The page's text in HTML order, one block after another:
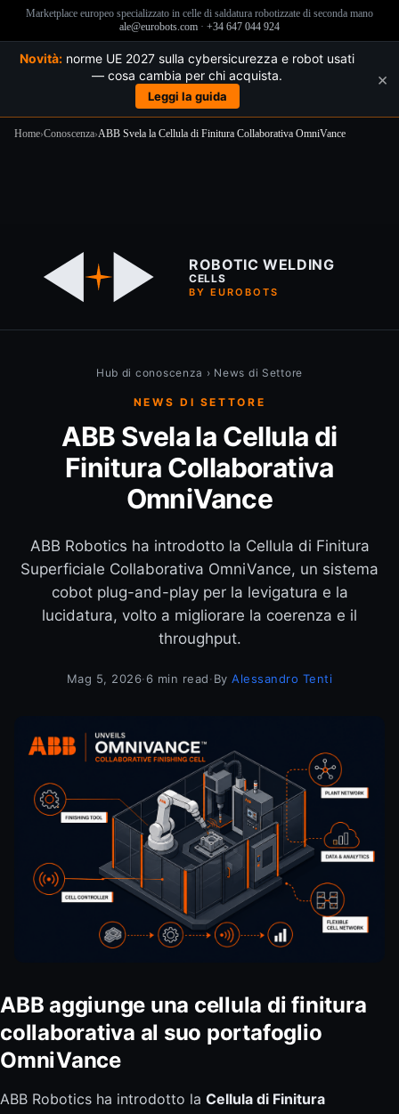
Marketplace europeo specializzato in celle di saldatura robotizzate di seconda mano
ale@eurobots.com · +34 647 044 924
Novità: norme UE 2027 sulla cybersicurezza e robot usati
— cosa cambia per chi acquista.
Leggi la guida
×
Home›Conoscenza›ABB Svela la Cellula di Finitura Collaborativa OmniVance
ROBOTIC WELDING
CELLS
BY EUROBOTS
Hub di conoscenza › News di Settore
NEWS DI SETTORE
ABB Svela la Cellula di
Finitura Collaborativa
OmniVance
ABB Robotics ha introdotto la Cellula di Finitura
Superficiale Collaborativa OmniVance, un sistema
cobot plug-and-play per la levigatura e la
lucidatura, volto a migliorare la coerenza e il
throughput.
Mag 5, 2026·6 min read·ByAlessandro Tenti
ABB aggiunge una cellula di finitura
collaborativa al suo portafoglio
OmniVance
ABB Robotics ha introdotto la Cellula di Finitura